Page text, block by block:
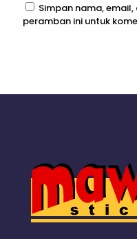
Simpan nama,
peramban ini untuk